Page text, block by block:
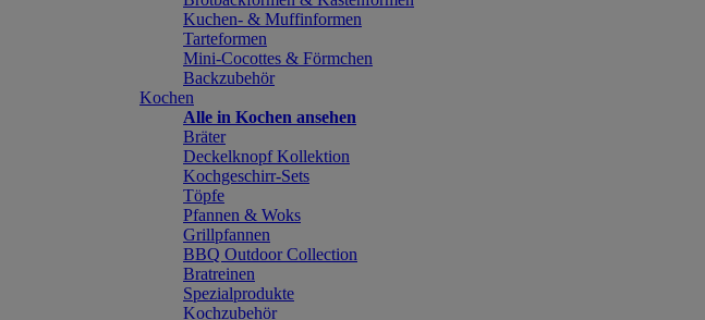
Kuchen- & Muffinformen
Tarteformen
Mini-Cocottes & Förmchen
Backzubehör
Kochen
Alle in Kochen ansehen
Bräter
Deckelknopf Kollektion
Kochgeschirr-Sets
Töpfe
Pfannen & Woks
Grillpfannen
BBQ Outdoor Collection
Bratreinen
Spezialprodukte
Kochzubehör